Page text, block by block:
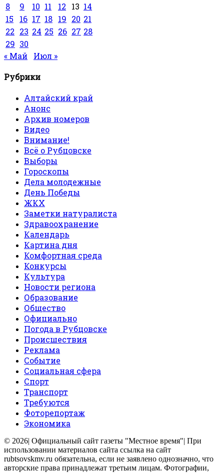
8
9 10 11 12 13 14
15
16 17 18 19 20 21
22 23 24 25 26 27 28
29 30
« Май
Июл »
Рубрики
Алтайский край
Анонс
Архив номеров
Видео
Внимание!
Всё о Рубцовске
Выборы
Гороскопы
Дела молодежные
День Победы
ЖКХ
Заметки натуралиста
Здравоохранение
Календарь
Картина дня
Комфортная среда
Конкурсы
Культура
Новости региона
Образование
Общество
Официально
Погода в Рубцовске
Происшествия
Реклама
Событие
Социальная сфера
Спорт
Транспорт
Требуются
Фоторепортаж
Экономика
© 2026| Официальный сайт газеты "Местное время"| При
использовании материалов сайта ссылка на сайт
rubtsovskmv.ru обязательна, если не заявлено однозначно, что
авторские права принадлежат третьим лицам. Фотографии,